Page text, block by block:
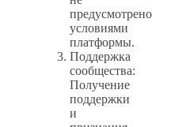
предусмотрено
условиями
платформы.
Поддержка
сообщества:
Получение
поддержки
и